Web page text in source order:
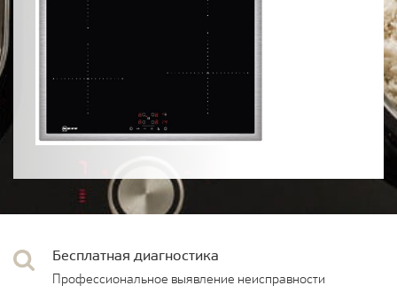
Бесплатная диагностика
Профессиональное выявление неисправности